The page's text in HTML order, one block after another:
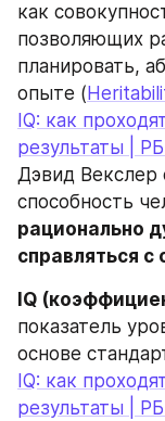
как
позволяющих
планировать,
опыте (
IQ: как
результаты |
Дэвид Векслер
способность
рационально
справляться
IQ
показатель
основе
IQ: как
результаты |